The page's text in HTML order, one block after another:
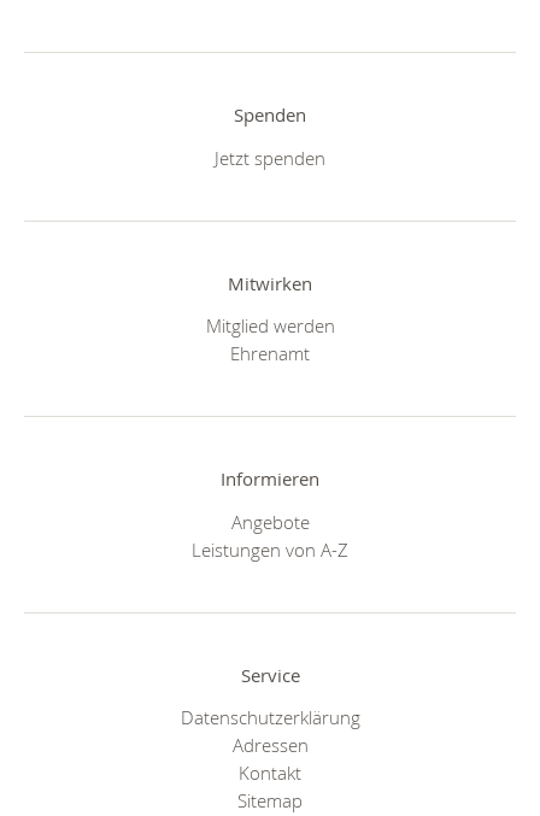
Spenden
Jetzt spenden
Mitwirken
Mitglied werden
Ehrenamt
Informieren
Angebote
Leistungen von A-Z
Service
Datenschutzerklärung
Adressen
Kontakt
Sitemap